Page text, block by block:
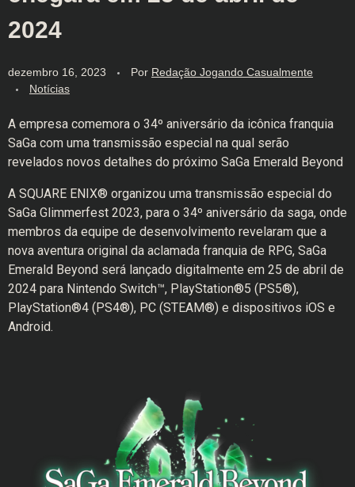
2024
dezembro 16, 2023 Por Redação Jogando Casualmente
Notícias
A empresa comemora o 34º aniversário da icônica franquia
SaGa com uma transmissão especial na qual serão
revelados novos detalhes do próximo SaGa Emerald Beyond
A SQUARE ENIX® organizou uma transmissão especial do
SaGa Glimmerfest 2023, para o 34º aniversário da saga, onde
membros da equipe de desenvolvimento revelaram que a
nova aventura original da aclamada franquia de RPG, SaGa
Emerald Beyond será lançado digitalmente em 25 de abril de
2024 para Nintendo Switch™, PlayStation®5 (PS5®),
PlayStation®4 (PS4®), PC (STEAM®) e dispositivos iOS e
Android.